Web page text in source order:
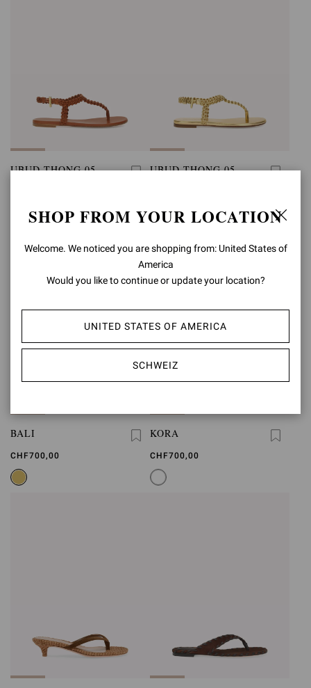
UBUD THONG 05 UBUD THONG 05
BALI
CHF700,00
KORA
CHF700,00
SHOP FROM YOUR LOCATION
Welcome. We noticed you are shopping from: United States of
America
Would you like to continue or update your location?
UNITED STATES OF AMERICA
SCHWEIZ